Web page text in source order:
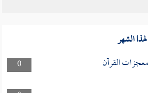
الشهر
0 القرآن